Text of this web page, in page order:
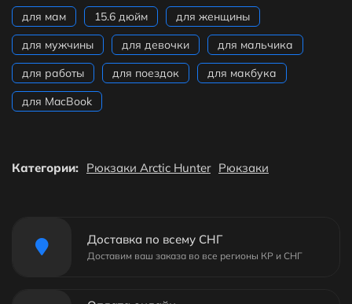
для мам
15.6 дюйм
для женщины
для мужчины
для девочки
для мальчика
для работы
для поездок
для макбука
для MacBook
Категории: Рюкзаки Arctic Hunter Рюкзаки
Доставка по всему СНГ
Доставим ваш заказа во все регионы КР и СНГ